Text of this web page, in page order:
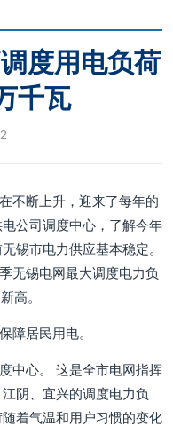
度用电负荷
千瓦
不断上升，迎来了每年的
公司调度中心，了解今年
锡市电力供应基本稳定。
无锡电网最大调度电力负
高。
障居民用电。
中心。 这是全市电网指挥
阴、宜兴的调度电力负
着气温和用户习惯的变化